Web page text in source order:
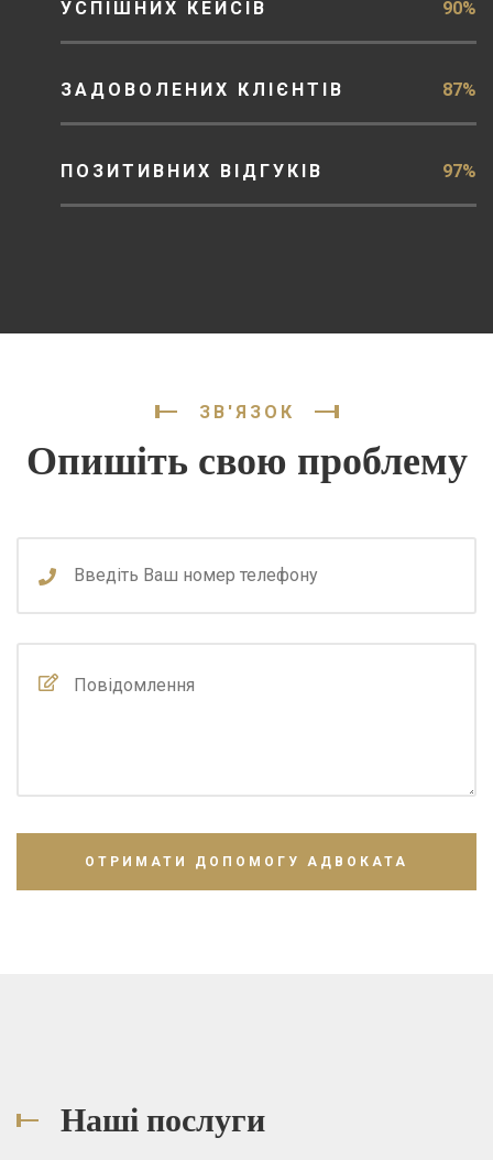
УСПІШНИХ КЕЙСІВ 90%
ЗАДОВОЛЕНИХ КЛІЄНТІВ 87%
ПОЗИТИВНИХ ВІДГУКІВ 97%
ЗВ'ЯЗОК
Опишіть свою проблему
Наші послуги